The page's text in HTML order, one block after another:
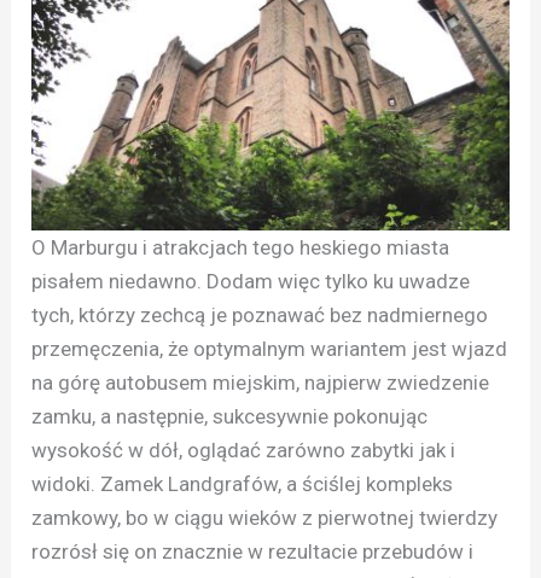
O Marburgu i atrakcjach tego heskiego miasta
pisałem niedawno. Dodam więc tylko ku uwadze
tych, którzy zechcą je poznawać bez nadmiernego
przemęczenia, że optymalnym wariantem jest wjazd
na górę autobusem miejskim, najpierw zwiedzenie
zamku, a następnie, sukcesywnie pokonując
wysokość w dół, oglądać zarówno zabytki jak i
widoki. Zamek Landgrafów, a ściślej kompleks
zamkowy, bo w ciągu wieków z pierwotnej twierdzy
rozrósł się on znacznie w rezultacie przebudów i